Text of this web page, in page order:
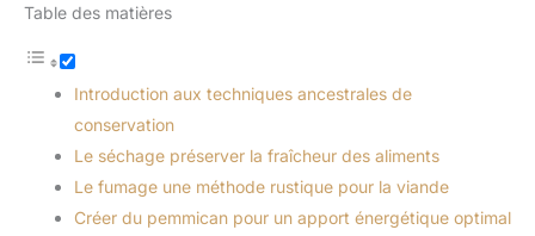
Table des matières
Introduction aux techniques ancestrales de
conservation
Le séchage préserver la fraîcheur des aliments
Le fumage une méthode rustique pour la viande
Créer du pemmican pour un apport énergétique optimal